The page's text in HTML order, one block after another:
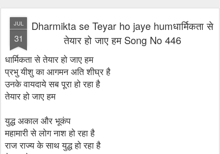
JUL
31
Dharmikta se Teyar ho jaye humधार्मिकता से
तेयार हो जाए हम Song No 446
धार्मिकता से तेयार हो जाए हम
प्रभु यीशु का आगमन अति शीघ्र है
उनके वायदाये सब पूरा हो रहा है
तेयार हो जाए हम
युद्ध अकाल और भूकंप
महामारी से लोग नाश हो रहा है
राज राज्य के साथ युद्ध हो रहा है